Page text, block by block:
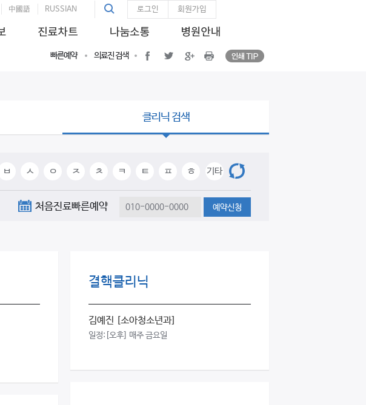
中國語 RUSSIAN 통합검색로그인 회원가입
프린트
facebook
twitter google plus
빠른예약 의료진 검색
facebooktwittergoogle plus
클리닉 검색
ㅂ ㅅ ㅇ ㅈ ㅊ ㅋ ㅌ ㅍ ㅎ 기타
처음진료빠른예약 예약신청
결핵클리닉
김예진 [소아청소년과]
일정: [오후] 매주 금요일